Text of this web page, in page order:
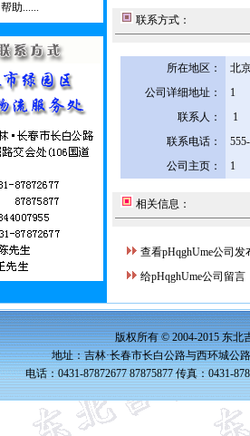
帮助......
联系方式：
所在地区：
北
公司详细地址：
1
联系人：
1
联系电话：
公司主页：
1
相关信息：
查看pHqghUme公司发
给pHqghUme公司留言
版权所有 © 2004-2015 东北
地址：吉林·长春市长白公路与西环城公
电话：0431-87872677 87875877 传真：0431-